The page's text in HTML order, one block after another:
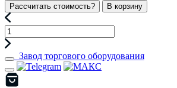
Рассчитать стоимость? В корзину
Завод торгового оборудования